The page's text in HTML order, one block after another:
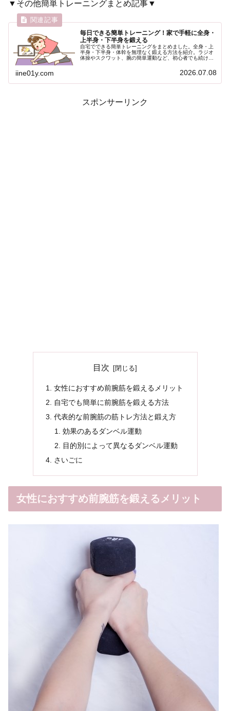
▼その他簡単トレーニングまとめ記事▼
毎日できる簡単トレーニング！家で手軽に全身・
上半身・下半身を鍛える
自宅でできる簡単トレーニングをまとめました。全身・上
半身・下半身・体幹を無理なく鍛える方法を紹介。ラジオ
体操やスクワット、腕の簡単運動など、初心者でも続けや
iine01y.com 2026.07.08
スポンサーリンク
目次
女性におすすめ前腕筋を鍛えるメリット
自宅でも簡単に前腕筋を鍛える方法
代表的な前腕筋の筋トレ方法と鍛え方
効果のあるダンベル運動
目的別によって異なるダンベル運動
さいごに
女性におすすめ前腕筋を鍛えるメリット